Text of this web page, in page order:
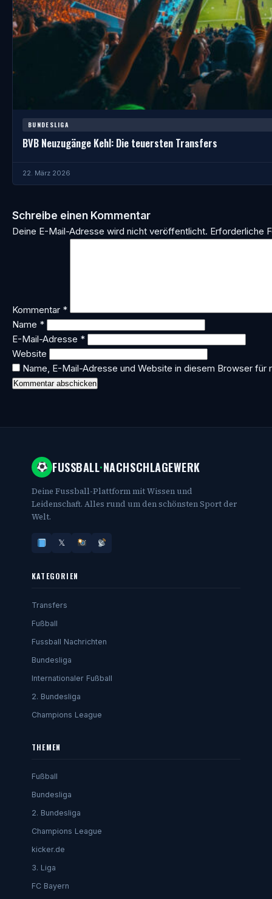
BUNDESLIGA
BVB Neuzugänge Kehl: Die teuersten Transfers
22. März 2026
Schreibe einen Kommentar
Deine E-Mail-Adresse wird nicht veröffentlicht. Erforderliche
Kommentar *
Name *
E-Mail-Adresse *
Website
Name, E-Mail-Adresse und Website in diesem Browser für
FUSSBALL·NACHSCHLAGEWERK
Deine Fussball-Plattform mit Wissen und
Leidenschaft. Alles rund um den schönsten Sport der
Welt.
𝕏
KATEGORIEN
Transfers
Fußball
Fussball Nachrichten
Bundesliga
Internationaler Fußball
2. Bundesliga
Champions League
THEMEN
Fußball
Bundesliga
2. Bundesliga
Champions League
kicker.de
3. Liga
FC Bayern